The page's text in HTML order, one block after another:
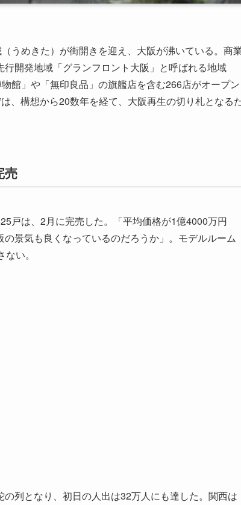
うめきた）が街開きを迎え、大阪が沸いている。商
開発地域「グランフロント大阪」と呼ばれる地域
館」や「無印良品」の旗艦店を含む266店がオープン
、構想から20数年を経て、大阪再生の切り札となる
売
戸は、2月に完売した。「平均価格が1億4000万円
景気も良くなっているのだろうか」。モデルルーム
い。
列となり、初日の人出は32万人にも達した。関西は